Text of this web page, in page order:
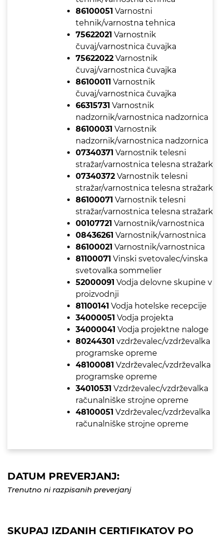
86100051 Varnostni
tehnik/varnostna tehnica
75622021 Varnostnik
čuvaj/varnostnica čuvajka
75622022 Varnostnik
čuvaj/varnostnica čuvajka
86100011 Varnostnik
čuvaj/varnostnica čuvajka
66315731 Varnostnik
nadzornik/varnostnica nadzornica
86100031 Varnostnik
nadzornik/varnostnica nadzornica
07340371 Varnostnik telesni
stražar/varnostnica telesna stražarka
07340372 Varnostnik telesni
stražar/varnostnica telesna stražarka
86100071 Varnostnik telesni
stražar/varnostnica telesna stražarka
00107721 Varnostnik/varnostnica
08436261 Varnostnik/varnostnica
86100021 Varnostnik/varnostnica
81100071 Vinski svetovalec/vinska
svetovalka sommelier
52000091 Vodja delovne skupine v
proizvodnji
81100141 Vodja hotelske recepcije
34000051 Vodja projekta
34000041 Vodja projektne naloge
80244301 vzdrževalec/vzdrževalka
programske opreme
48100081 Vzdrževalec/vzdrževalka
programske opreme
34010531 Vzdrževalec/vzdrževalka
računalniške strojne opreme
48100051 Vzdrževalec/vzdrževalka
računalniške strojne opreme
DATUM PREVERJANJ:
Trenutno ni razpisanih preverjanj
SKUPAJ IZDANIH CERTIFIKATOV PO